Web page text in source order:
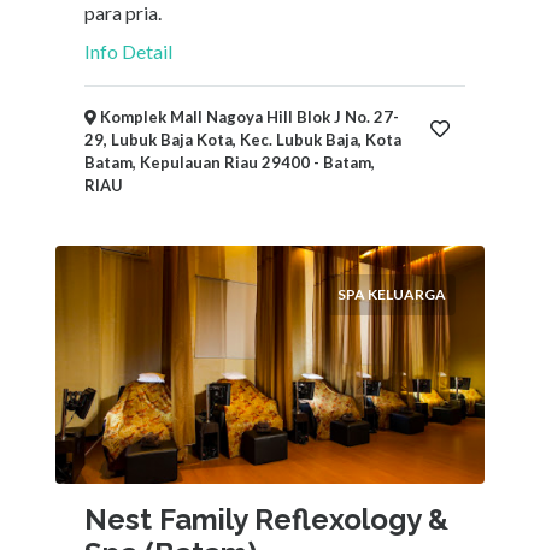
para pria.
Info Detail
Komplek Mall Nagoya Hill Blok J No. 27-
29, Lubuk Baja Kota, Kec. Lubuk Baja, Kota
Batam, Kepulauan Riau 29400 - Batam,
RIAU
SPA KELUARGA
Nest Family Reflexology &